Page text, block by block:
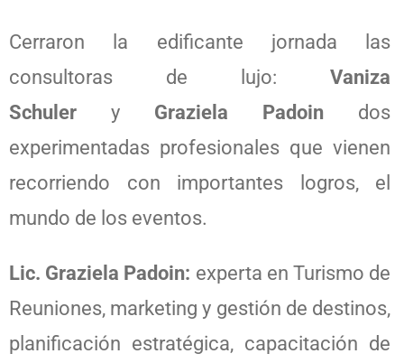
Cerraron la edificante jornada las
consultoras de lujo: Vaniza
Schuler y Graziela Padoin dos
experimentadas profesionales que vienen
recorriendo con importantes logros, el
mundo de los eventos.
Lic. Graziela Padoin: experta en Turismo de
Reuniones, marketing y gestión de destinos,
planificación estratégica, capacitación de